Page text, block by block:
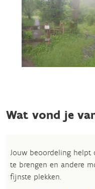
Wat vond je
Jouw beoordeling helpt
te brengen en andere
fijnste plekken.